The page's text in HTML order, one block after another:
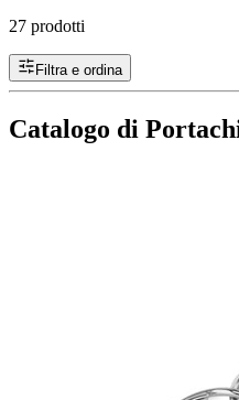
27 prodotti
Filtra e ordina
Catalogo di